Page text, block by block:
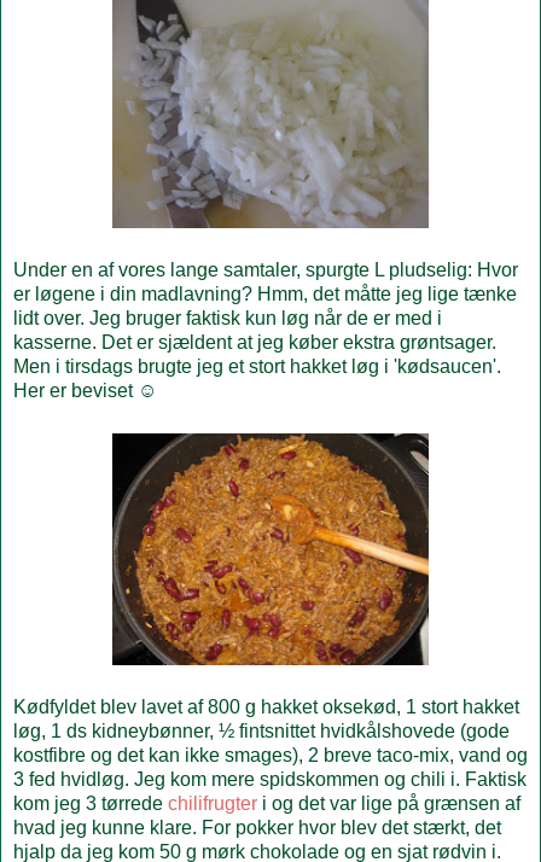
Under en af vores lange samtaler, spurgte L pludselig: Hvor
er løgene i din madlavning? Hmm, det måtte jeg lige tænke
lidt over. Jeg bruger faktisk kun løg når de er med i
kasserne. Det er sjældent at jeg køber ekstra grøntsager.
Men i tirsdags brugte jeg et stort hakket løg i 'kødsaucen'.
Her er beviset ☺
Kødfyldet blev lavet af 800 g hakket oksekød, 1 stort hakket
løg, 1 ds kidneybønner, ½ fintsnittet hvidkålshovede (gode
kostfibre og det kan ikke smages), 2 breve taco-mix, vand og
3 fed hvidløg. Jeg kom mere spidskommen og chili i. Faktisk
kom jeg 3 tørrede chilifrugter i og det var lige på grænsen af
hvad jeg kunne klare. For pokker hvor blev det stærkt, det
hjalp da jeg kom 50 g mørk chokolade og en sjat rødvin i.